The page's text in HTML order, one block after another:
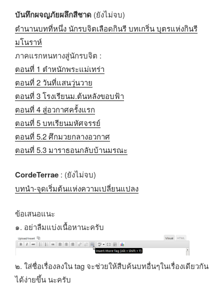
บันทึกผจญภัยผลึกสีชาด (ยังไม่จบ)
ตำนานบทที่หนึ่ง นักรบจิตเลือดกินรี บทเกริ่น บุตรแห่งกินรี
มโนราห์
ภาคแรกหนทางสู่นักรบจิต :
ตอนที่ 1 ตำหนักพระแม่เทร่า
ตอนที่ 2 วันที่แสนวุ่นวาย
ตอนที่ 3 โรงเรียนม.ต้นหลังขอบฟ้า
ตอนที่ 4 สู่อวกาศครั้งแรก
ตอนที่ 5 บทเรียนมหัศจรรย์
ตอนที่ 5.2 ศึกมวยกลางอวกาศ
ตอนที่ 5.3 มาราธอนกลับบ้านมรณะ
CordeTerrae : (ยังไม่จบ)
บทนำ-จุดเริ่มต้นแห่งความเปลี่ยนแปลง
ข้อเสนอแนะ
๑. อย่าลืมแบ่งเนื้อหานะครับ
๒. ใส่ชื่อเรื่องลงใน tag จะช่วยให้สืบค้นบทอื่นๆในเรื่องเดียวกัน
ได้ง่ายขึ้น นะครับ